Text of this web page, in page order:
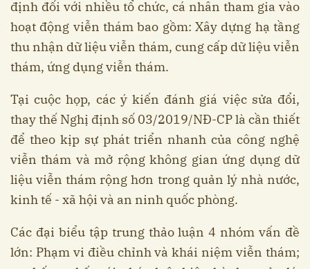
định đối với nhiều tổ chức, cá nhân tham gia vào
hoạt động viễn thám bao gồm: Xây dựng hạ tầng
thu nhận dữ liệu viễn thám, cung cấp dữ liệu viễn
thám, ứng dụng viễn thám.
Tại cuộc họp, các ý kiến đánh giá việc sửa đổi,
thay thế Nghị định số 03/2019/NĐ-CP là cần thiết
để theo kịp sự phát triển nhanh của công nghệ
viễn thám và mở rộng không gian ứng dụng dữ
liệu viễn thám rộng hơn trong quản lý nhà nước,
kinh tế - xã hội và an ninh quốc phòng.
Các đại biểu tập trung thảo luận 4 nhóm vấn đề
lớn: Phạm vi điều chỉnh và khái niệm viễn thám;